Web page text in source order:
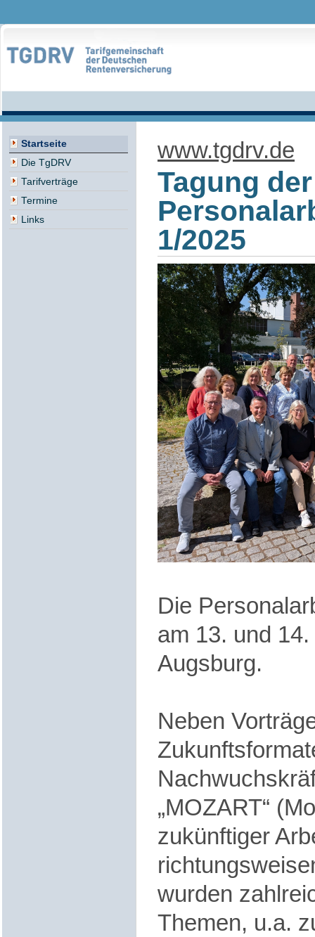
Startseite
Die TgDRV
Tarifverträge
Termine
Links
www.tgdrv.de
Tagung der
1/2025
Die
am 13. und
Augsburg.
Neben
„MOZART“
zukünftiger
wurden
Themen, u.a.